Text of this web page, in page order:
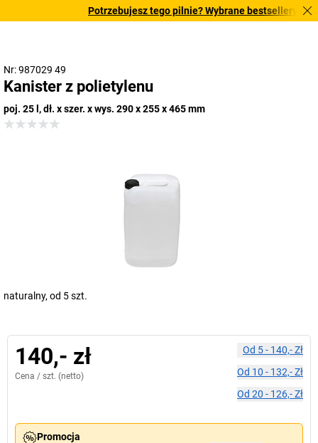
Potrzebujesz tego pilnie? Wybrane bestsellery
Nr: 987029 49
Kanister z polietylenu
poj. 25 l, dł. x szer. x wys. 290 x 255 x 465 mm
naturalny, od 5 szt.
140,- zł
Cena / szt. (netto)
Od 5- 140,- Zł
Od 10 - 132,- Zł
Od 20 - 126,- Zł
Promocja